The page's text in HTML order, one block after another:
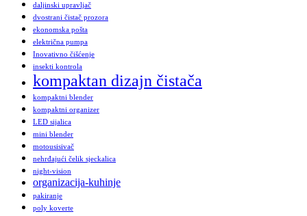
daljinski upravljač
dvostrani čistač prozora
ekonomska pošta
električna pumpa
Inovativno čišćenje
insekti kontrola
kompaktan dizajn čistača
kompaktni blender
kompaktni organizer
LED sijalica
mini blender
motousisivač
nehrđajući čelik sjeckalica
night-vision
organizacija-kuhinje
pakiranje
poly koverte